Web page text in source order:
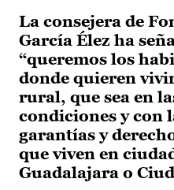
La consejera de
García Élez ha
“queremos los
donde quieren
rural, que sea en
condiciones y con
garantías y
que viven en
Guadalajara o